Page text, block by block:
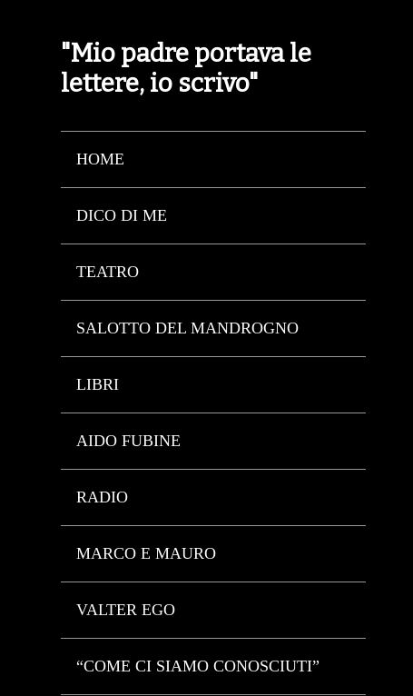
"Mio padre portava le
lettere, io scrivo"
HOME
DICO DI ME
TEATRO
SALOTTO DEL MANDROGNO
LIBRI
AIDO FUBINE
RADIO
MARCO E MAURO
VALTER EGO
“COME CI SIAMO CONOSCIUTI”